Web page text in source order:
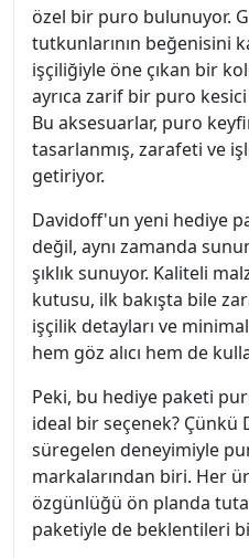
özel bir puro bulunuyor.
tutkunlarının beğenisini
işçiliğiyle öne çıkan bir
ayrıca zarif bir puro
Bu aksesuarlar, puro
tasarlanmış, zarafeti ve
getiriyor.
Davidoff'un yeni hediye
değil, aynı zamanda
şıklık sunuyor. Kaliteli
kutusu, ilk bakışta bile
işçilik detayları ve
hem göz alıcı hem de
Peki, bu hediye paketi
ideal bir seçenek? Çünkü
süregelen deneyimiyle
markalarından biri. Her
özgünlüğü ön planda
paketiyle de beklentileri